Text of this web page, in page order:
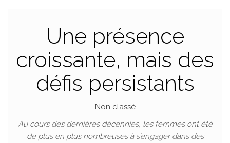
Une présence
croissante, mais des
défis persistants
Non classé
Au cours des dernières décennies, les femmes ont été
de plus en plus nombreuses à s’engager dans des